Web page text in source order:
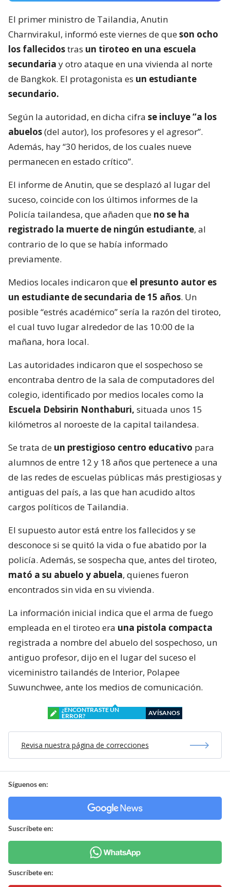
El primer ministro de Tailandia, Anutin
Charnvirakul, informó este viernes de queson ocho
los fallecidostras un tiroteo en una escuela
secundaria y otro ataque en una vivienda al norte
de Bangkok. El protagonista es un estudiante
secundario.
Según la autoridad, en dicha cifra se incluye “a los
abuelos(del autor), los profesores y el agresor”.
Además, hay “30 heridos, de los cuales nueve
permanecen en estado crítico”.
El informe de Anutin, que se desplazó al lugar del
suceso, coincide con los últimos informes de la
Policía tailandesa, que añaden que no se ha
registrado la muerte de ningún estudiante, al
contrario de lo que se había informado
previamente.
Medios locales indicaron que el presunto autor es
un estudiante de secundaria de 15 años. Un
posible “estrés académico” sería la razón del tiroteo,
el cual tuvo lugar alrededor de las 10:00 de la
mañana, hora local.
Las autoridades indicaron que el sospechoso se
encontraba dentro de la sala de computadores del
colegio, identificado por medios locales como la
Escuela Debsirin Nonthaburi, situada unos 15
kilómetros al noroeste de la capital tailandesa.
Se trata de un prestigioso centro educativo para
alumnos de entre 12 y 18 años que pertenece a una
de las redes de escuelas públicas más prestigiosas y
antiguas del país, a las que han acudido altos
cargos políticos de Tailandia.
El supuesto autor está entre los fallecidos y se
desconoce si se quitó la vida o fue abatido por la
policía. Además, se sospecha que, antes del tiroteo,
mató a su abuelo y abuela, quienes fueron
encontrados sin vida en su vivienda.
La información inicial indica que el arma de fuego
empleada en el tiroteo era una pistola compacta
registrada a nombre del abuelo del sospechoso, un
antiguo profesor, dijo en el lugar del suceso el
viceministro tailandés de Interior, Polapee
Suwunchwee, ante los medios de comunicación.
¿ENCONTRASTE UN
ERROR?
AVÍSANOS
Revisa nuestra página de correcciones
Síguenos en:
Suscríbete en:
Suscríbete en: